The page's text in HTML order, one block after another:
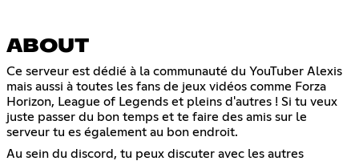
ABOUT
Ce serveur est dédié à la communauté du YouTuber Alexis
mais aussi à toutes les fans de jeux vidéos comme Forza
Horizon, League of Legends et pleins d'autres ! Si tu veux
juste passer du bon temps et te faire des amis sur le
serveur tu es également au bon endroit.
Au sein du discord, tu peux discuter avec les autres